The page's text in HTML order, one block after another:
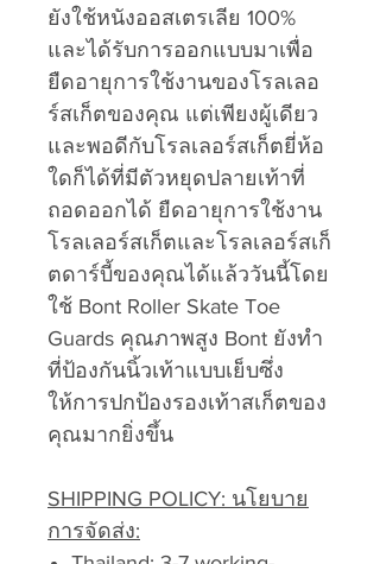
ยังใช้หนังออสเตรเลีย 100%
และได้รับการออกแบบมาเพื่อ
ยืดอายุการใช้งานของโรลเลอ
ร์สเก็ตของคุณ แต่เพียงผู้เดียว
และพอดีกับโรลเลอร์สเก็ตยี่ห้อ
ใดก็ได้ที่มีตัวหยุดปลายเท้าที่
ถอดออกได้ ยืดอายุการใช้งาน
โรลเลอร์สเก็ตและโรลเลอร์สเก็
ตดาร์บี้ของคุณได้แล้ววันนี้โดย
ใช้ Bont Roller Skate Toe
Guards คุณภาพสูง Bont ยังทำ
ที่ป้องกันนิ้วเท้าแบบเย็บซึ่ง
ให้การปกป้องรองเท้าสเก็ตของ
คุณมากยิ่งขึ้น
SHIPPING POLICY: นโยบาย
การจัดส่ง: